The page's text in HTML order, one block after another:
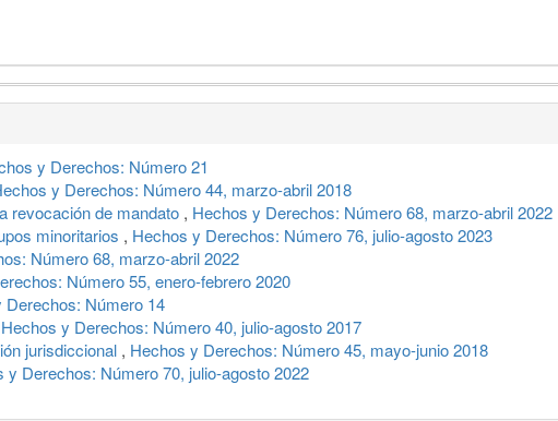
y Derechos: Número 21
y Derechos: Número 44, marzo-abril 2018
revocación de mandato , Hechos y Derechos: Número 68, marzo-abril 2022
minoritarios , Hechos y Derechos: Número 76, julio-agosto 2023
Número 68, marzo-abril 2022
Número 55, enero-febrero 2020
Derechos: Número 14
Hechos y Derechos: Número 40, julio-agosto 2017
jurisdiccional , Hechos y Derechos: Número 45, mayo-junio 2018
y Derechos: Número 70, julio-agosto 2022